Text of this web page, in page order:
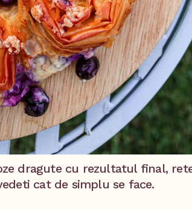
dragute cu rezultatul final,
cat de simplu se face.